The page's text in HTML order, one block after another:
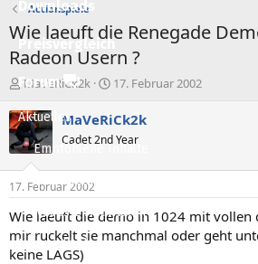
Downloads
Preisvergleich
Forum
Aktuelles
Empfohlene Inhalte
Neue Beiträge
Neueste Aktivitäten
Leserartikel
Actionspiele
Wie laeuft die Renegade
Radeon Usern ?
E
s
t
e
e
r
MaVeRiCk2k
E
s
t
e
t
a
17. Februar 2002
MaVeRiCk2k
Cadet 2nd Year
17. Februar 2002
Wie laeuft die demo in 1024 mit vollen
mir ruckelt sie manchmal oder geht
keine LAGS)